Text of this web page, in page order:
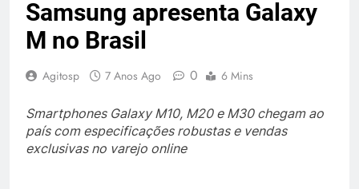
Samsung apresenta Galaxy
M no Brasil
Agitosp 7 Anos Ago 0 6 Mins
Smartphones Galaxy M10, M20 e M30 chegam ao
país com especificações robustas e vendas
exclusivas no varejo online